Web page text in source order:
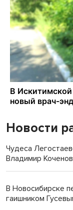
Новости
Чудеса
Владимир Коченов
В Новосибирске
гаишником